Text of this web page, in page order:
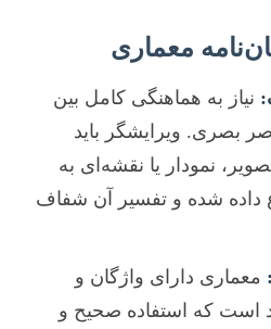
معماری
نیاز به هماهنگی کامل بین
بصری. ویرایشگر باید
نمودار یا نقشه‌ای به
داده شده و تفسیر آن شفاف
معماری دارای واژگان و
است که استفاده صحیح و